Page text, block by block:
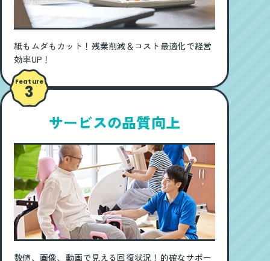
紙もムダもカット！残業削減＆コスト最適化で経営
効率UP！
Feature
3
サービスの品質向上
数値、画像、動画で見える回復状況！的確なサポー